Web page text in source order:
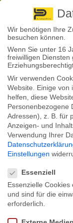
+ 49 3501 528571
Back to News
03
Nov.
Aktuelle Zahlen
Demnach klettert die
Marke. Längst ist
Wir benötigen Ihre
besuchen können.
Wenn Sie unter 16
freiwilligen Diensten
Wir verwenden
Website. Einige von
helfen, diese
Personenbezogene
Adressen), z. B. für
Anzeigen- und
Verwendung Ihrer
Einstellungen
Essenziell
Essenzielle
und sind für die
erforderlich.